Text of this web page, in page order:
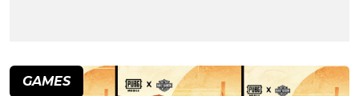
GAMES